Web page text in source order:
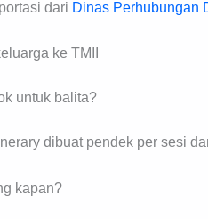
dari Dinas Perhubungan
ke TMII
untuk balita?
dibuat pendek per sesi
kapan?